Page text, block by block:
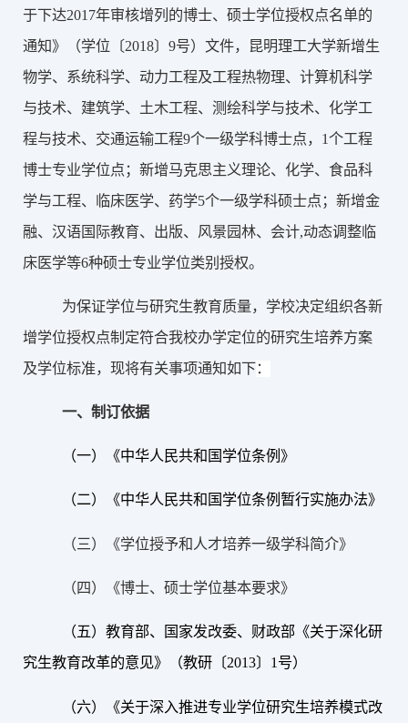
于下达2017年审核增列的博士、硕士学位授权点名单的
通知》（学位〔2018〕9号）文件，昆明理工大学新增生
物学、系统科学、动力工程及工程热物理、计算机科学
与技术、建筑学、土木工程、测绘科学与技术、化学工
程与技术、交通运输工程9个一级学科博士点，1个工程
博士专业学位点；新增马克思主义理论、化学、食品科
学与工程、临床医学、药学5个一级学科硕士点；新增金
融、汉语国际教育、出版、风景园林、会计,动态调整临
床医学等6种硕士专业学位类别授权。
为保证学位与研究生教育质量，学校决定组织各新
增学位授权点制定符合我校办学定位的研究生培养方案
及学位标准，现将有关事项通知如下：
一、 制订依据
（一）《中华人民共和国学位条例》
（二）《中华人民共和国学位条例暂行实施办法》
（三）《学位授予和人才培养一级学科简介》
（四）《博士、硕士学位基本要求》
（五）教育部、国家发改委、财政部《关于深化研
究生教育改革的意见》（教研〔2013〕1号）
（六）《关于深入推进专业学位研究生培养模式改